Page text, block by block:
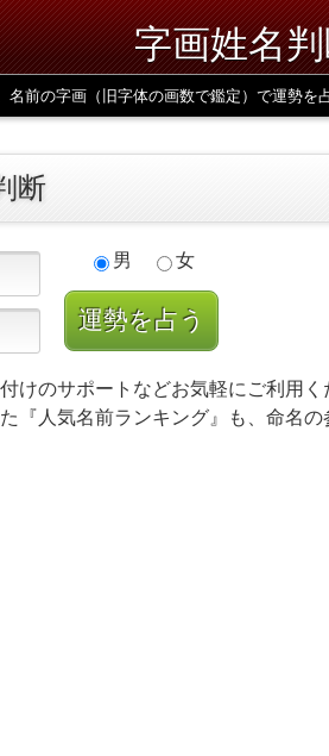
字画姓名
前の字画（旧字体の画数で鑑定）で運勢を
断
男 女
けのサポートなどお気軽にご利用く
『人気名前ランキング』も、命名の